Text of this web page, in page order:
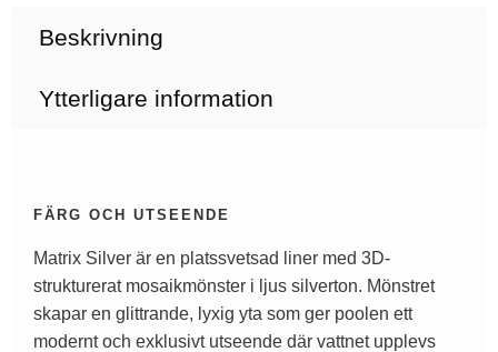
Beskrivning
Ytterligare information
FÄRG OCH UTSEENDE
Matrix Silver är en platssvetsad liner med 3D-
strukturerat mosaikmönster i ljus silverton. Mönstret
skapar en glittrande, lyxig yta som ger poolen ett
modernt och exklusivt utseende där vattnet upplevs